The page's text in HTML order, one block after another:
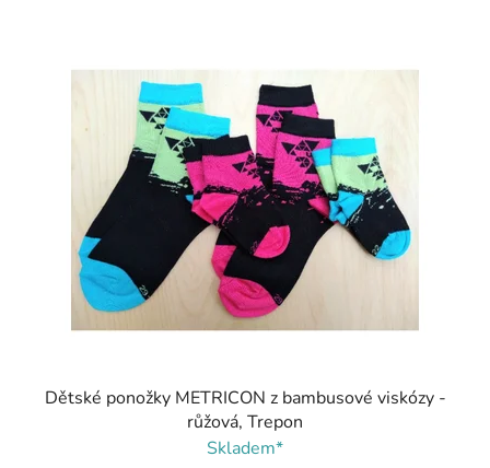
Dětské ponožky METRICON z bambusové viskózy -
růžová, Trepon
Skladem*